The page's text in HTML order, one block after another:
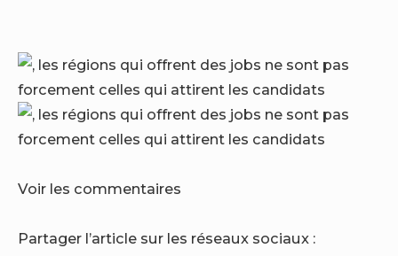
Voir les commentaires
Partager l’article sur les réseaux sociaux :